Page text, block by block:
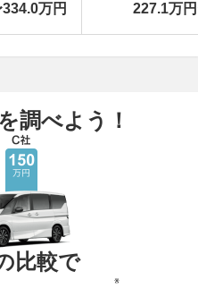
万円 227.1万
調べよう！
比較で
※